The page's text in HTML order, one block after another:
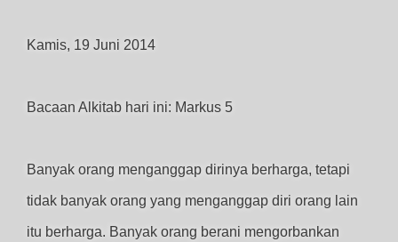
Kamis, 19 Juni 2014
Bacaan Alkitab hari ini: Markus 5
Banyak orang menganggap dirinya berharga, tetapi
tidak banyak orang yang menganggap diri orang lain
itu berharga. Banyak orang berani mengorbankan